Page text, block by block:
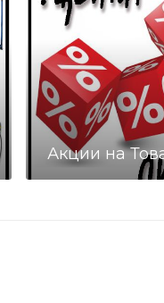
Акции на